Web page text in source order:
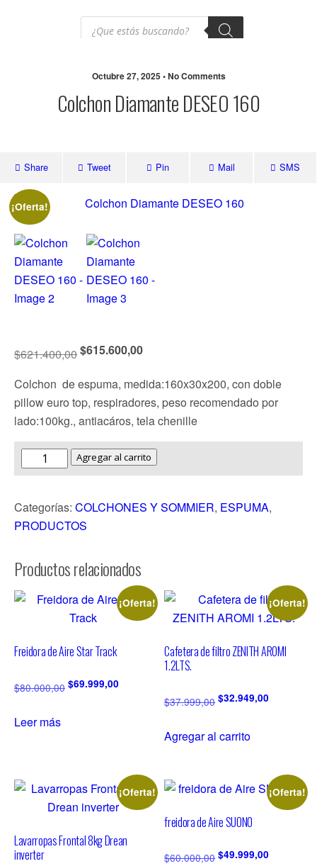
Octubre 27, 2025 • No Comments
Colchon Diamante DESEO 160
Share Tweet Pin Mail SMS
¡Oferta!
$621.400,00$615.600,00
Colchon de espuma, medida:160x30x200, con doble
pillow euro top, respiradores, peso recomendado por
lado:100kg., antiacáros, tela chenille
Agregar al carrito
Categorías: COLCHONES Y SOMMIER, ESPUMA,
PRODUCTOS
Productos relacionados
¡Oferta!
Freidora de Aire Star Track
$80.000,00 $69.999,00
Leer más
¡Oferta!
Cafetera de filtro ZENITH AROMI
1.2LTS.
$37.999,00 $32.949,00
Agregar al carrito
¡Oferta!
Lavarropas Frontal 8kg Drean
inverter
¡Oferta!
freidora de Aire SUONO
$60.000,00 $49.999,00